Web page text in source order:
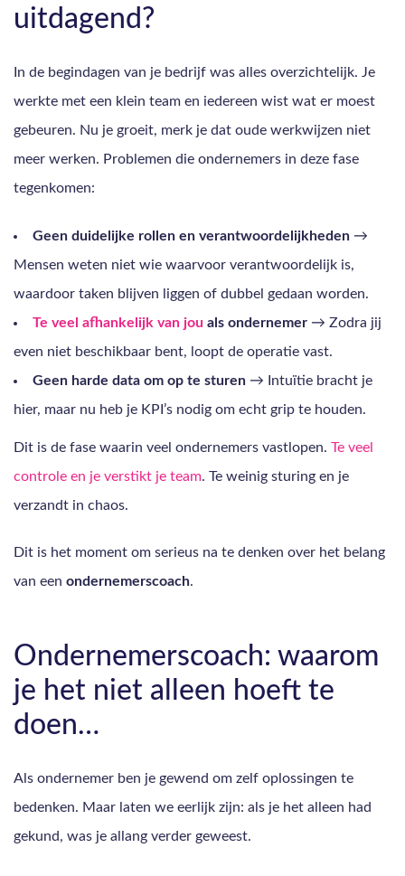
uitdagend?
In de begindagen van je bedrijf was alles overzichtelijk. Je
werkte met een klein team en iedereen wist wat er moest
gebeuren. Nu je groeit, merk je dat oude werkwijzen niet
meer werken. Problemen die ondernemers in deze fase
tegenkomen:
Geen duidelijke rollen en verantwoordelijkheden →
Mensen weten niet wie waarvoor verantwoordelijk is,
waardoor taken blijven liggen of dubbel gedaan worden.
Te veel afhankelijk van jou als ondernemer → Zodra jij
even niet beschikbaar bent, loopt de operatie vast.
Geen harde data om op te sturen → Intuïtie bracht je
hier, maar nu heb je KPI’s nodig om echt grip te houden.
Dit is de fase waarin veel ondernemers vastlopen. Te veel
controle en je verstikt je team. Te weinig sturing en je
verzandt in chaos.
Dit is het moment om serieus na te denken over het belang
van een ondernemerscoach.
Ondernemerscoach: waarom
je het niet alleen hoeft te
doen…
Als ondernemer ben je gewend om zelf oplossingen te
bedenken. Maar laten we eerlijk zijn: als je het alleen had
gekund, was je allang verder geweest.